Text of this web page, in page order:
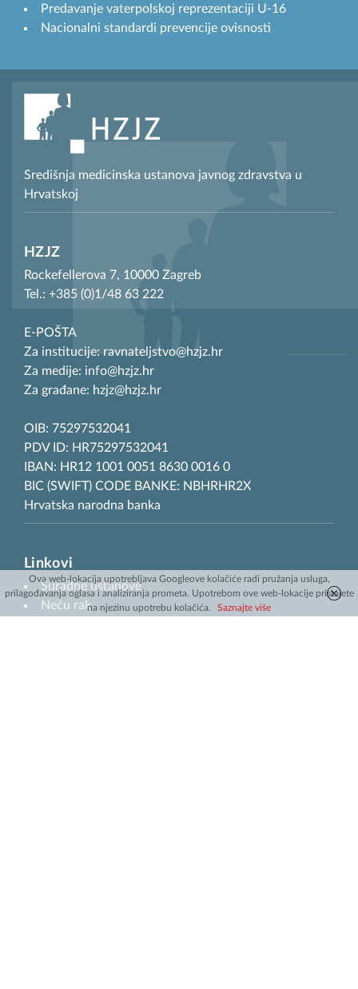
Predavanje vaterpolskoj reprezentaciji U-16
Nacionalni standardi prevencije ovisnosti
Središnja medicinska ustanova javnog zdravstva u
Hrvatskoj
HZJZ
Rockefellerova 7, 10000 Zagreb
Tel.: +385 (0)1/48 63 222
E-POŠTA
Za institucije: ravnateljstvo@hzjz.hr
Za medije: info@hzjz.hr
Za građane: hzjz@hzjz.hr
OIB: 75297532041
PDV ID: HR75297532041
IBAN: HR12 1001 0051 8630 0016 0
BIC (SWIFT) CODE BANKE: NBHRHR2X
Hrvatska narodna banka
Linkovi
Suradne ustanove
Neću rak
Ova web-lokacija upotrebljava Googleove kolačiće radi pružanja usluga,
prilagođavanja oglasa i analiziranja prometa. Upotrebom ove web-lokacije pristajete
na njezinu upotrebu kolačića.
Saznajte više